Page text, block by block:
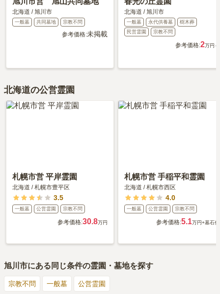
北海道 /旭川市
一般墓 共同墓地 宗教不問
参考価格:未掲載
北海道 /旭川市
一般墓 永代供養墓
樹木葬
民営霊園
宗教不問
参考価格:2万円～
北海道の公営霊園
札幌市営 平岸霊園
北海道 /札幌市豊平区
3.5
一般墓 公営霊園 宗教不問
参考価格:30.8万円
札幌市営 手稲平和霊園
北海道 /札幌市西区
4.0
一般墓 公営霊園 宗教不問
参考価格:5.1万円+墓石代
旭川市にある同じ条件の霊園・墓地を探す
宗教不問 一般墓 公営霊園